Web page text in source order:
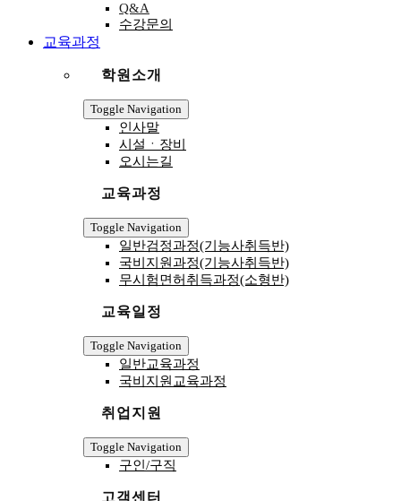
Q&A
수강문의
교육과정
학원소개
Toggle Navigation
인사말
시설ㆍ장비
오시는길
교육과정
Toggle Navigation
일반검정과정(기능사취득반)
국비지원과정(기능사취득반)
무시험면허취득과정(소형반)
교육일정
Toggle Navigation
일반교육과정
국비지원교육과정
취업지원
Toggle Navigation
구인/구직
고객센터